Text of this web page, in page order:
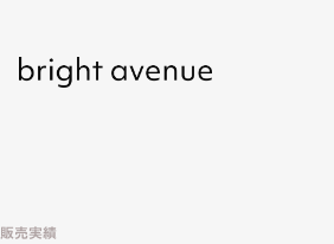
販売実績